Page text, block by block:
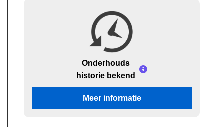
Onderhouds
historie bekend
Meer informatie